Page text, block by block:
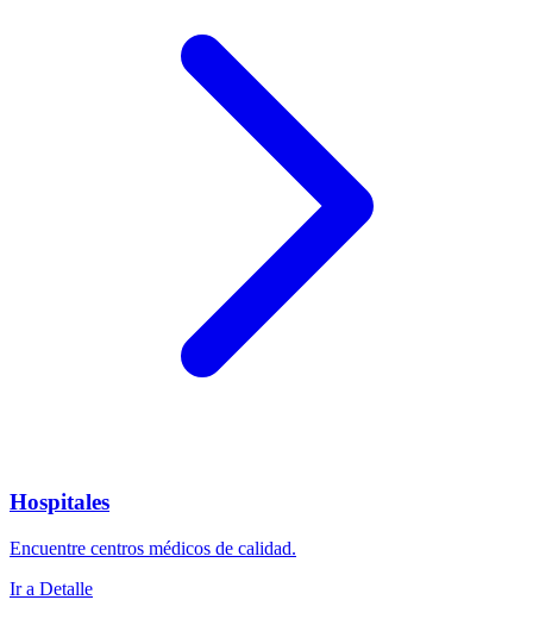
Hospitales
Encuentre centros médicos de calidad.
Ir a Detalle